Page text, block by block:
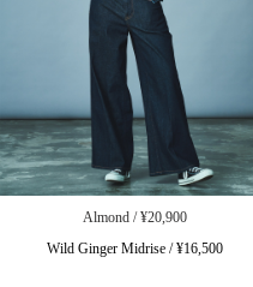
Almond / ¥20,900
Wild Ginger Midrise / ¥16,500